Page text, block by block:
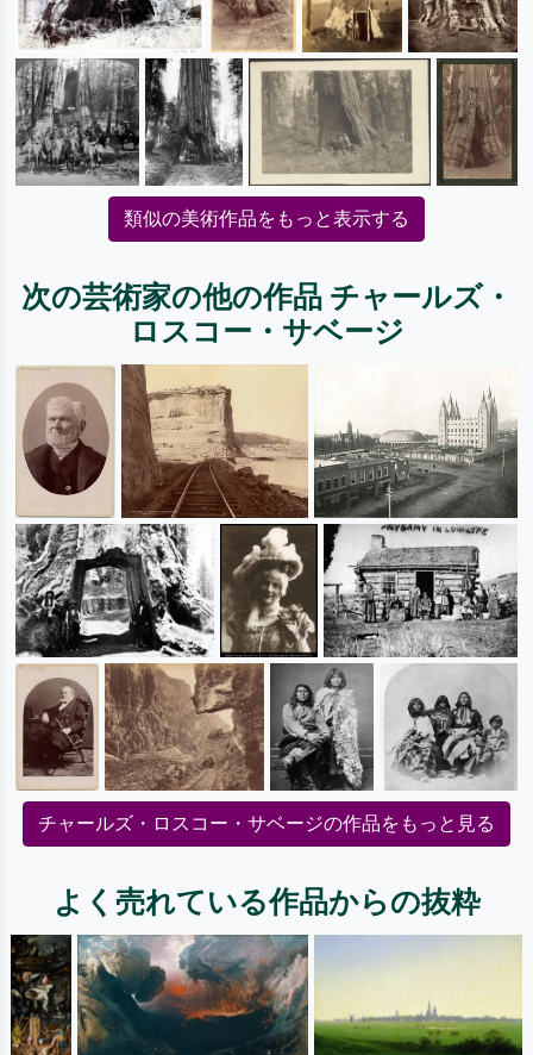
類似の美術作品をもっと表示する
次の芸術家の他の作品 チャールズ・
ロスコー・サベージ
チャールズ・ロスコー・サベージの作品をもっと見る
よく売れている作品からの抜粋